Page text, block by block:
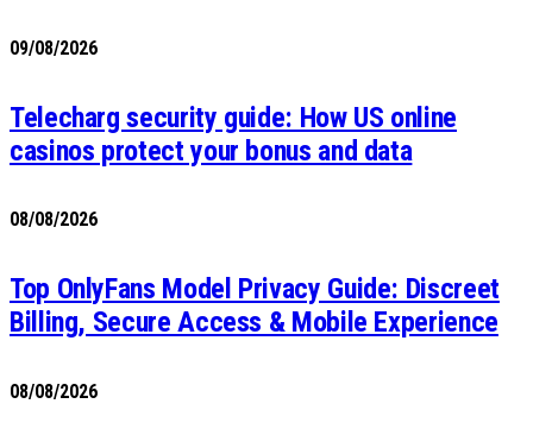
09/08/2026
Telecharg security guide: How US online
casinos protect your bonus and data
08/08/2026
Top OnlyFans Model Privacy Guide: Discreet
Billing, Secure Access & Mobile Experience
08/08/2026